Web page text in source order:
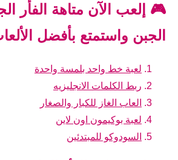
🎮 إلعب الآن متاهة الفأر
الجبن واستمتع بأفضل
لعبة خط واحد بلمسة واحدة
ربط الكلمات الانجليزيه
العاب الغاز للكبار والصغار
لعبة بوكيمون اون لاين
السودوكو للمبتدئين